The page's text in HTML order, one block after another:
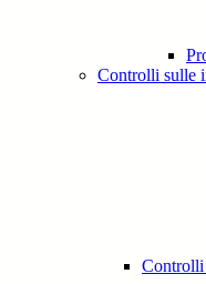
Controlli sulle
Controlli